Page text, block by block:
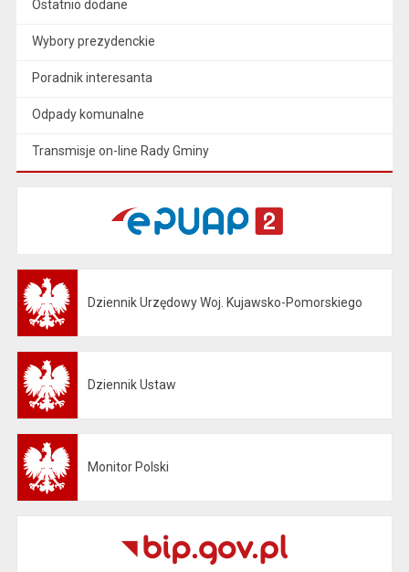
Ostatnio dodane
Wybory prezydenckie
Poradnik interesanta
Odpady komunalne
Transmisje on-line Rady Gminy
Dziennik Urzędowy Woj. Kujawsko-Pomorskiego
Dziennik Ustaw
Monitor Polski